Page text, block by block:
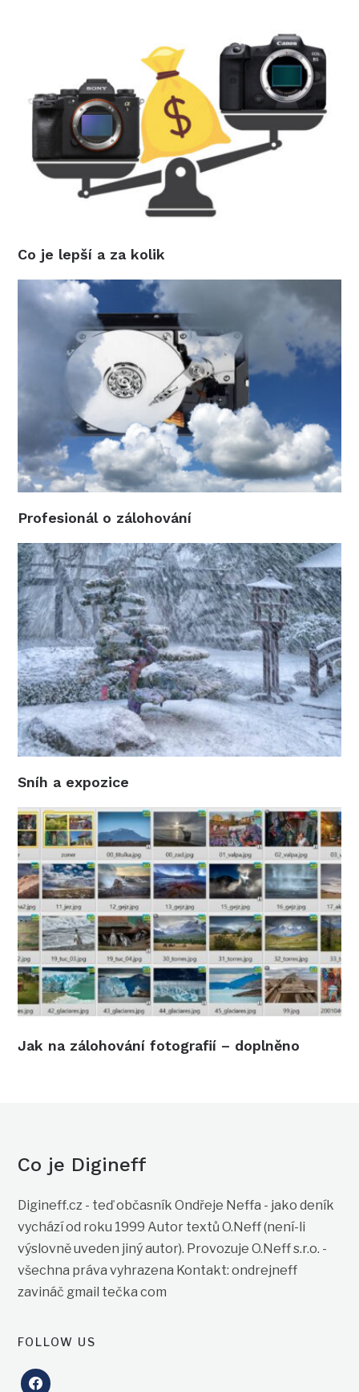
Co je lepší a za kolik
Profesionál o zálohování
Sníh a expozice
Jak na zálohování fotografií – doplněno
Co je Digineff
Digineff.cz - teď občasník Ondřeje Neffa - jako deník
vychází od roku 1999 Autor textů O.Neff (není-li
výslovně uveden jiný autor). Provozuje O.Neff s.r.o. -
všechna práva vyhrazena Kontakt: ondrejneff
zavináč gmail tečka com
FOLLOW US
facebook